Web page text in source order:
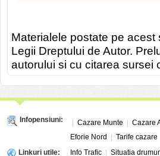
Materialele postate pe
Legii Dreptului de Autor.
autorului si cu citarea sursei
Infopensiuni: Cazare Munte Cazare
Eforie Nord
Tarife cazare
Linkuri utile:
Info Trafic Situatia